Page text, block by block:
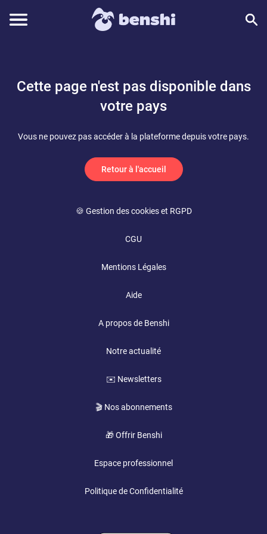
Cette page n'est pas disponible dans
votre pays
Vous ne pouvez pas accéder à la plateforme depuis votre pays.
Retour à l'accueil
🍪 Gestion des cookies et RGPD
CGU
Mentions Légales
Aide
A propos de Benshi
Notre actualité
✉️ Newsletters
🎬 Nos abonnements
🎁 Offrir Benshi
Espace professionnel
Politique de Confidentialité